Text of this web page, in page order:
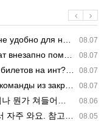
08.07
нашего часово…
08.07
поменять. https:/…
08.07
на инт? https://g…
08.07
закрытых квали…
08.06
함이지 저걸 전쟁준비라고 하…
08.05
확인할 때 출처 꼭 체크해요.…